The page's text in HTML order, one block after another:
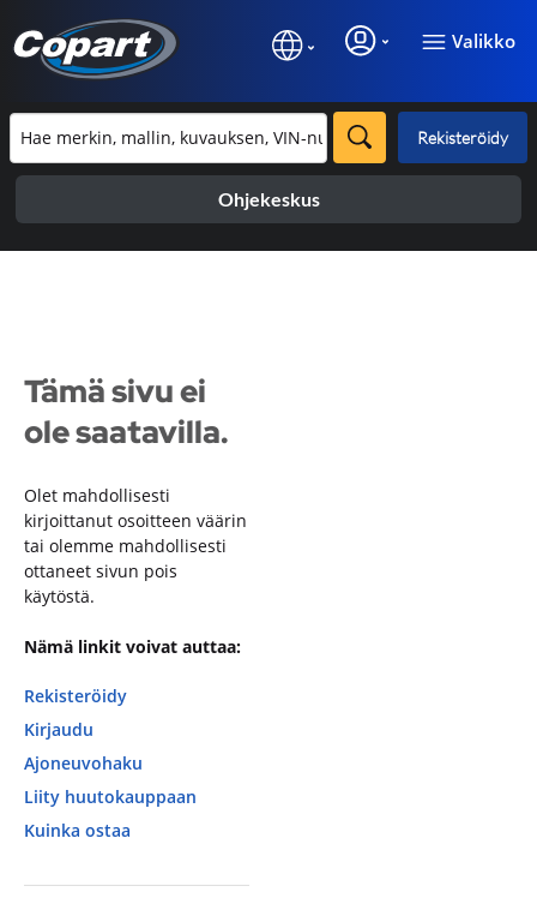
Valikko
Rekisteröidy
Ohjekeskus
Tämä sivu ei
ole saatavilla.
Olet mahdollisesti
kirjoittanut osoitteen väärin
tai olemme mahdollisesti
ottaneet sivun pois
käytöstä.
Nämä linkit voivat auttaa:
Rekisteröidy
Kirjaudu
Ajoneuvohaku
Liity huutokauppaan
Kuinka ostaa